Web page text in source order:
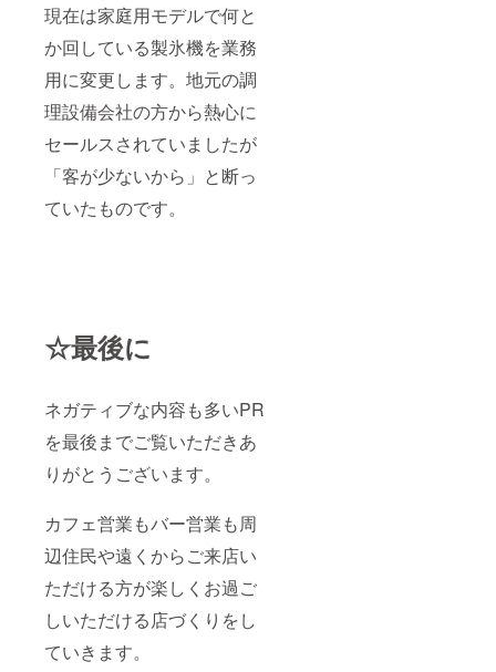
現在は家庭用モデルで何と
か回している製氷機を業務
用に変更します。地元の調
理設備会社の方から熱心に
セールスされていましたが
「客が少ないから」と断っ
ていたものです。
☆最後に
ネガティブな内容も多いPR
を最後までご覧いただきあ
りがとうございます。
カフェ営業もバー営業も周
辺住民や遠くからご来店い
ただける方が楽しくお過ご
しいただける店づくりをし
ていきます。